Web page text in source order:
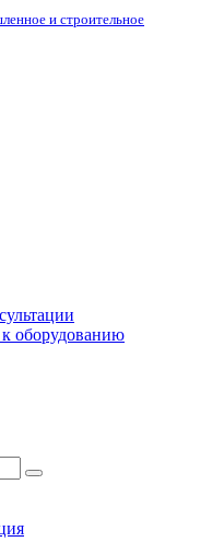
и строительное
оборудованию